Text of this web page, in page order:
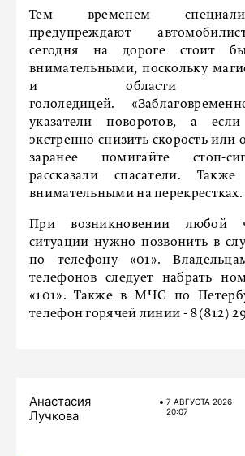
Тем временем
предупреждают
сегодня на дороге стоит
внимательными, поскольку
и области
гололедицей.
указатели поворотов, а
экстренно снизить скорость или
заранее помигайте стоп-
рассказали спасатели.
внимательными на перекрестках.
При возникновении любой
ситуации нужно позвонить в
по телефону «01».
телефонов следует набрать
«101». Также в МЧС по
телефон горячей линии - 8(812)
Анастасия
Лучкова
7 АВГУСТА 2026
20:07